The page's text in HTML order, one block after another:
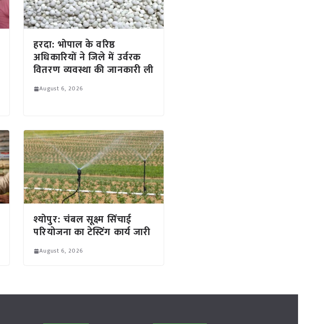
हरदा: भोपाल के वरिष्ठ
अधिकारियों ने जिले में उर्वरक
वितरण व्यवस्था की जानकारी ली
August 6, 2026
श्योपुर: चंबल सूक्ष्म सिंचाई
परियोजना का टेस्टिंग कार्य जारी
August 6, 2026